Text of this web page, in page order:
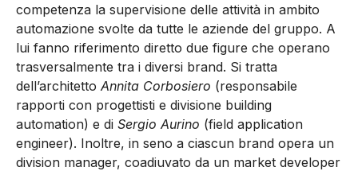
competenza la supervisione delle attività in ambito
automazione svolte da tutte le aziende del gruppo. A
lui fanno riferimento diretto due figure che operano
trasversalmente tra i diversi brand. Si tratta
dell’architetto Annita Corbosiero (responsabile
rapporti con progettisti e divisione building
automation) e di Sergio Aurino (field application
engineer). Inoltre, in seno a ciascun brand opera un
division manager, coadiuvato da un market developer